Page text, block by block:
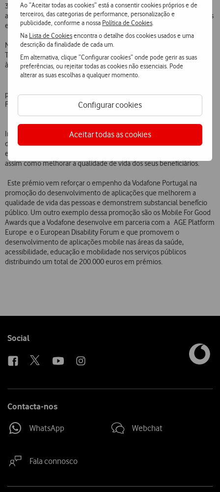
Ao “Aceitar todas as cookies” está a consentir cookies próprios e de
terceiros, das categorias de performance, personalização e
publicidade, conforme a nossa Política de Cookies
Na Lista de Cookiesencontra o detalhe dos cookies usados e uma
descrição da finalidade de cada um.
Em alternativa, clique “Configurar cookies” onde pode gerir as suas
preferências, ou rejeitar todas as cookies não essenciais. Pode
alterar as suas escolhas a qualquer momento.
Configurar cookies
Aceitar todas as cookies
3º Lugar (2000 Euros) – App Tend: aplicação para auxílio no
agendamento de banhos assistidos, gestão de quantidades de fraldas
e toma da medicação diária de utentes.
Na categoria innovation (5000 Euros) o grande vencedor foi a App
Training Teach & Coach – Evida Connect: Uma aplicação direcionada
à organização de planos de treino e atividade física.
participar, durante um ano, no programa de incubação Vodafone
Power Lab.
Esta iniciativa resulta de uma aposta da Vodafone Portugal e do
Instituto Pedro Nunes em fomentar e promover o desenvolvimento
de soluções tecnológicas que possam contribuir para a melhoria da
eficiência dos serviços prestados pelas Instituições do terceiro setor,
assim como melhorar a qualidade de vida dos seus beneficiários.
Este prémio vem reforçar o empenho da Vodafone Portugal na
promoção do desenvolvimento de aplicações que melhorem a
qualidade de vida das pessoas e demonstrem substancial benefício
público. Um outro exemplo dessa promoção são os Mobile For Good
Awards que a Vodafone desenvolve em parceria com a AGE Platform
Europe e o European Disability Forum e que promovem o
desenvolvimento de aplicações mobile nas áreas da saúde,
acessibilidade, educação e mobilidade nos serviços públicos
distribuindo um total de 200.000 euros em prémios.
Follow
Social
Contacta-nos
WhatsApp Webchat
Fala connosco